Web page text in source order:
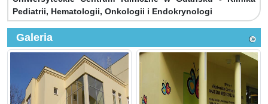
Pediatrii, Hematologii, Onkologii i Endokrynologi
Galeria